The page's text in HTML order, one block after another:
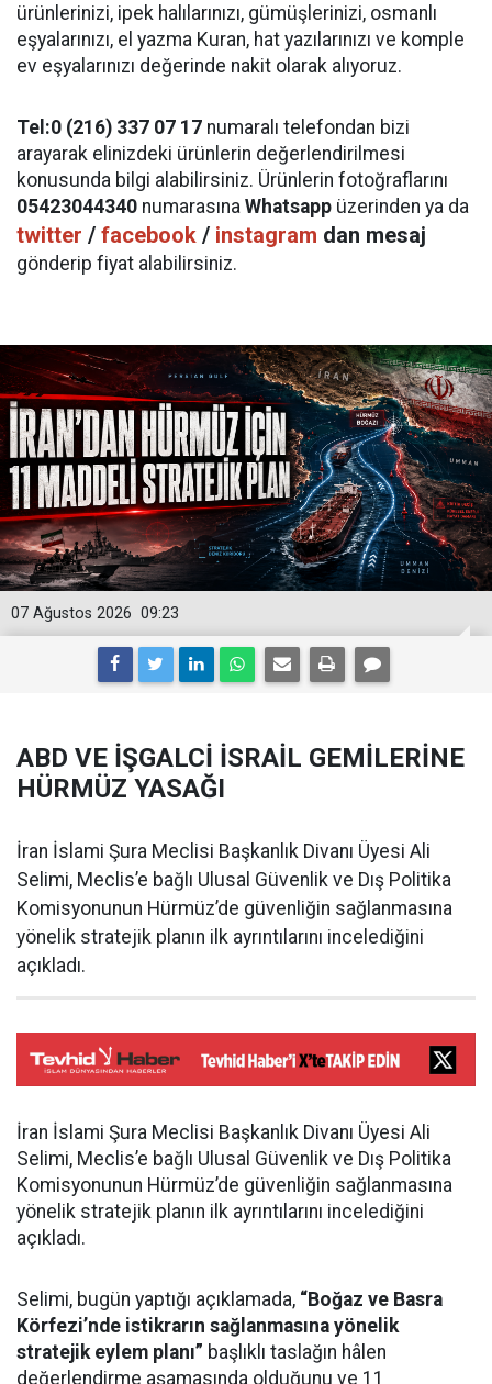
ürünlerinizi, ipek halılarınızı, gümüşlerinizi, osmanlı
eşyalarınızı, el yazma Kuran, hat yazılarınızı ve komple
ev eşyalarınızı değerinde nakit olarak alıyoruz.
Tel:0 (216) 337 07 17 numaralı telefondan bizi
arayarak elinizdeki ürünlerin değerlendirilmesi
konusunda bilgi alabilirsiniz. Ürünlerin fotoğraflarını
05423044340 numarasına Whatsapp üzerinden ya da
twitter / facebook / instagram dan mesaj
gönderip fiyat alabilirsiniz.
09:23
07 Ağustos 2026
ABD VE İŞGALCİ İSRAİL GEMİLERİNE
HÜRMÜZ YASAĞI
İran İslami Şura Meclisi Başkanlık Divanı Üyesi Ali
Selimi, Meclis’e bağlı Ulusal Güvenlik ve Dış Politika
Komisyonunun Hürmüz’de güvenliğin sağlanmasına
yönelik stratejik planın ilk ayrıntılarını incelediğini
açıkladı.
İran İslami Şura Meclisi Başkanlık Divanı Üyesi Ali
Selimi, Meclis’e bağlı Ulusal Güvenlik ve Dış Politika
Komisyonunun Hürmüz’de güvenliğin sağlanmasına
yönelik stratejik planın ilk ayrıntılarını incelediğini
açıkladı.
Selimi, bugün yaptığı açıklamada, “Boğaz ve Basra
Körfezi’nde istikrarın sağlanmasına yönelik
stratejik eylem planı” başlıklı taslağın hâlen
değerlendirme aşamasında olduğunu ve 11